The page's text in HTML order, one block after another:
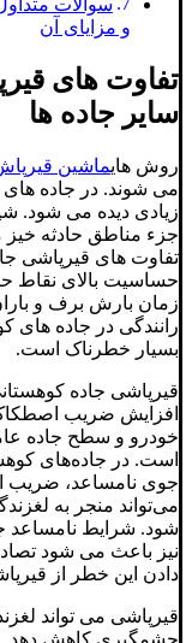
و مزایای آن
تفاوت های
سایر جاده ها
روش هایماشین
می شوند. در جاده
زیادی دیده می شود.
جزء مناطق حادثه خیز
تفاوت های قیرپاشی
حساسیت بالای نقاط
زمان بارش برف و
رانندگی در جاده های
بسیار خطرناک است.
قیرپاشی جاده
افزایش ضریب
خودرو و سطح جاده
است. در جاده‌های
جوی نامساعد، ضریب
می‌تواند منجر به
شود. شرایط نامساعد
نیز باعث می شود
دادن این خطر از
قیرپاشی می تواند
چشمگیری کاهش دهد.